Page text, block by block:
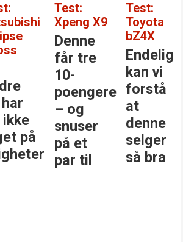
vi
Test:
Mercedes-
Benz GLC
Den
største
stjernen
i
klassen
Test: BYD
Atto EVO
Kanskje
er dette
årets
beste
bilkjøp